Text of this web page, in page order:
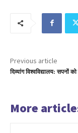
Previous article
दिव्यांग विश्वविद्यालय: सपनों
More